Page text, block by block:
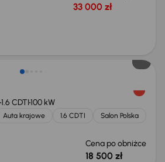
33 000 zł
1.6 CDTI100 kW
Auta krajowe 1.6 CDTI
Salon Polska
Cena po obniżce
18 500 zł